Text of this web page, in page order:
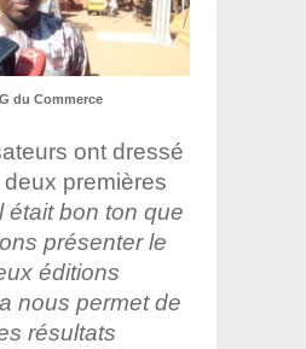
du Commerce
ont dressé
deux premières
était bon ton que
présenter le
éditions
nous permet de
résultats